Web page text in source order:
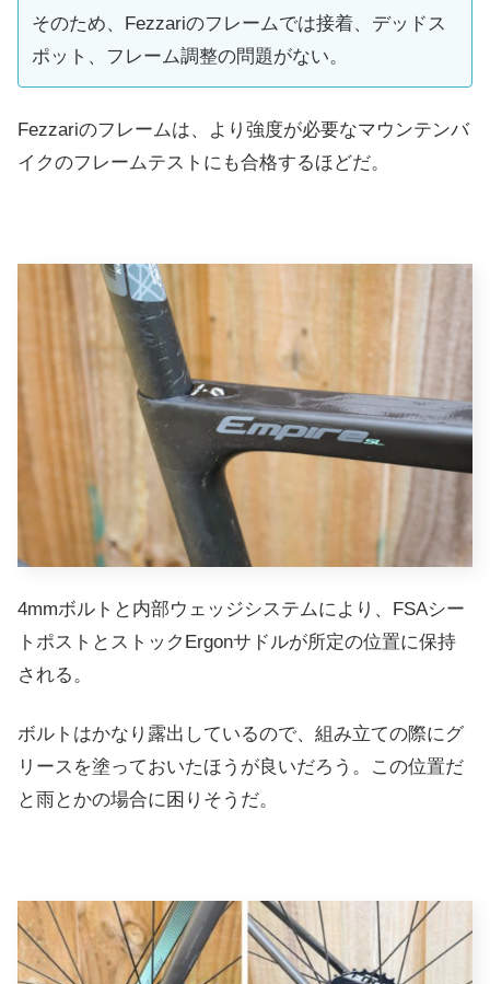
そのため、Fezzariのフレームでは接着、デッドス
ポット、フレーム調整の問題がない。
Fezzariのフレームは、より強度が必要なマウンテンバ
イクのフレームテストにも合格するほどだ。
4mmボルトと内部ウェッジシステムにより、FSAシー
トポストとストックErgonサドルが所定の位置に保持
される。
ボルトはかなり露出しているので、組み立ての際にグ
リースを塗っておいたほうが良いだろう。この位置だ
と雨とかの場合に困りそうだ。